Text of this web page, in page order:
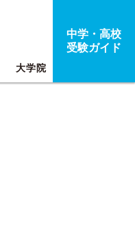
大学院
中学・高校
受験ガイド